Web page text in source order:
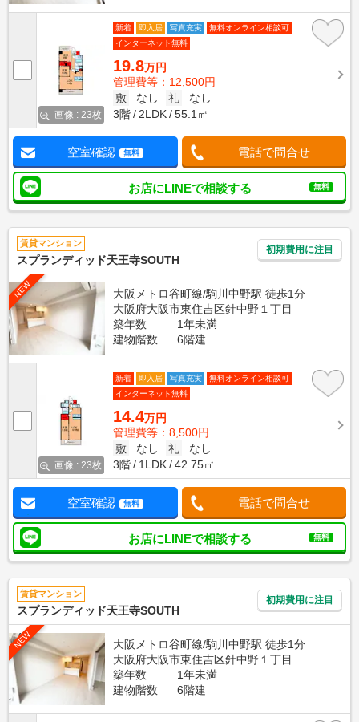
画像 : 23枚
新着 即入居 写真充実
無料オンライン相談可
インターネット無料
19.8万円
管理費等：12,500円
敷
なし 礼
なし
3階
2LDK 55.1㎡
空室確認 無料 電話で問合せ
お店にLINEで相談する 無料
賃貸マンション
スプランディッド天王寺SOUTH
初期費用に注目
NEW
大阪メトロ谷町線/駒川中野駅 徒歩1分
大阪府大阪市東住吉区針中野１丁目
築年数
1年未満
建物階数
6階建
画像 : 23枚
新着 即入居 写真充実
無料オンライン相談可
インターネット無料
14.4万円
管理費等：8,500円
敷
なし 礼
なし
3階
1LDK 42.75㎡
空室確認 無料 電話で問合せ
お店にLINEで相談する 無料
賃貸マンション
スプランディッド天王寺SOUTH
初期費用に注目
NEW
大阪メトロ谷町線/駒川中野駅 徒歩1分
大阪府大阪市東住吉区針中野１丁目
築年数
1年未満
建物階数
6階建